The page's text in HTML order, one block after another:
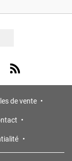
on Tiktok
Visit us on Rss
de vente